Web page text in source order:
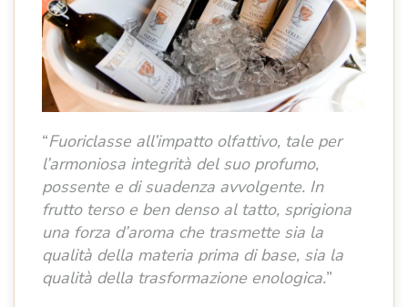
“Fuoriclasse all’impatto olfattivo, tale per
l’armoniosa integrità del suo profumo,
possente e di suadenza avvolgente. In
frutto terso e ben denso al tatto, sprigiona
una forza d’aroma che trasmette sia la
qualità della materia prima di base, sia la
qualità della trasformazione enologica.”